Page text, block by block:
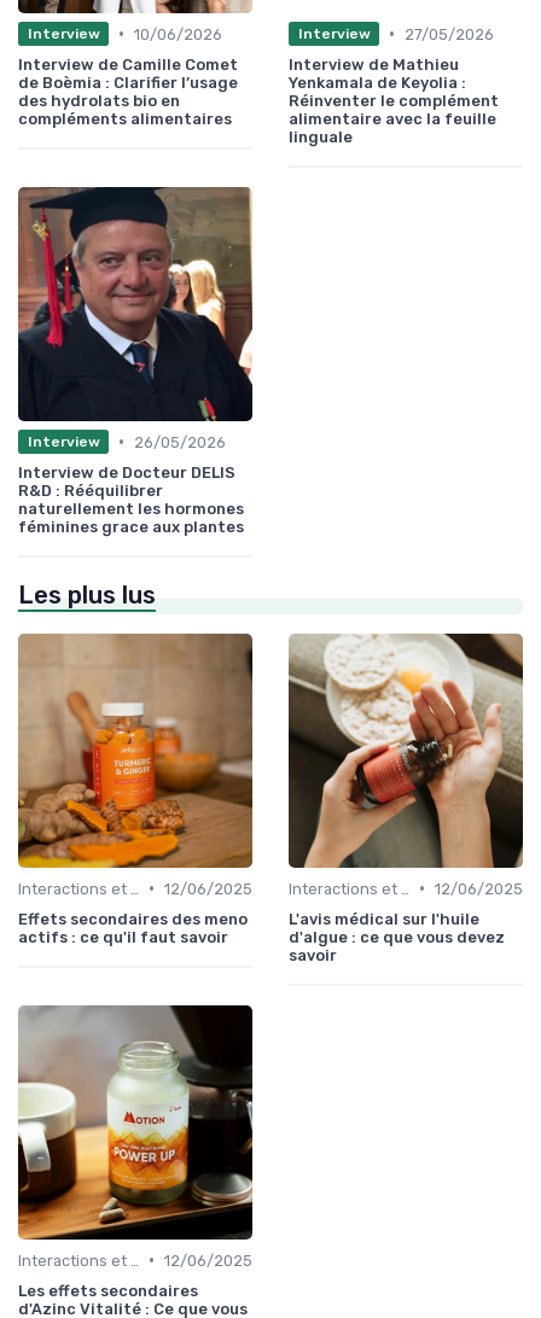
Interview • 10/06/2026
Interview de Camille Comet
de Boèmia : Clarifier l’usage
des hydrolats bio en
compléments alimentaires
Interview •
27/05/2026
Interview de Mathieu
Yenkamala de Keyolia :
Réinventer le complément
alimentaire avec la feuille
linguale
Interview •
26/05/2026
Interview de Docteur DELIS
R&D : Rééquilibrer
naturellement les hormones
féminines grace aux plantes
Les plus lus
• 12/06/2025
Effets secondaires des meno
actifs : ce qu'il faut savoir
• 12/06/2025
L'avis médical sur l'huile
d'algue : ce que vous devez
savoir
• 12/06/2025
Les effets secondaires
d'Azinc Vitalité : Ce que vous